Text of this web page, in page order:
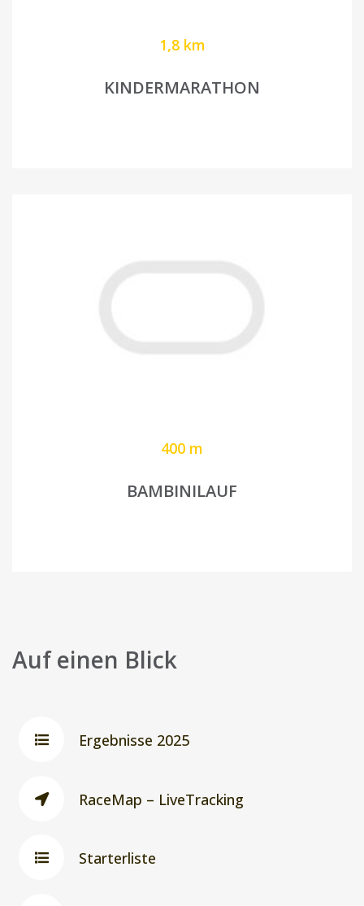
1,8 km
KINDERMARATHON
400 m
BAMBINILAUF
Auf einen Blick
Ergebnisse 2025
RaceMap – LiveTracking
Starterliste